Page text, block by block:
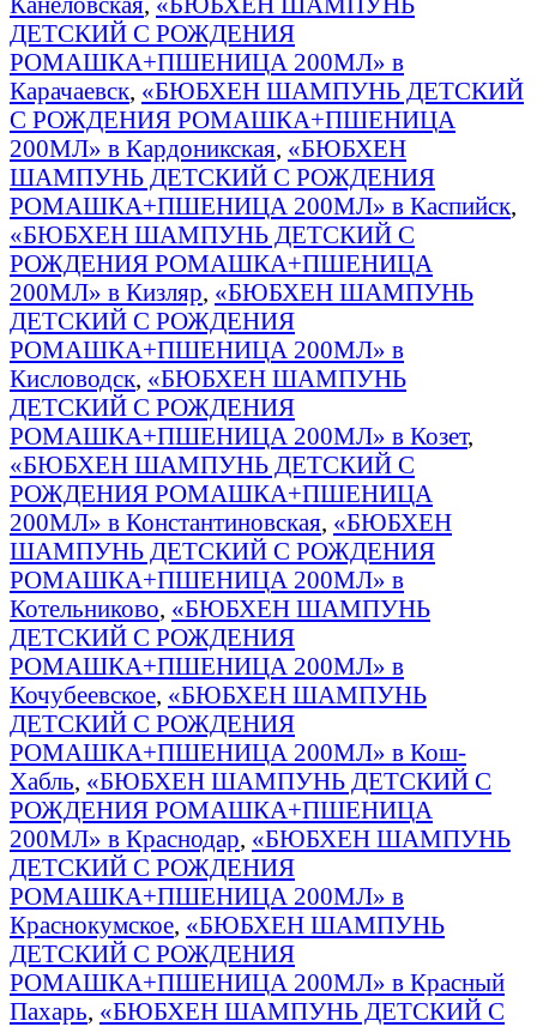
ДЕТСКИЙ С РОЖДЕНИЯ
РОМАШКА+ПШЕНИЦА 200МЛ» в
Карачаевск, «БЮБХЕН ШАМПУНЬ ДЕТСКИЙ
С РОЖДЕНИЯ РОМАШКА+ПШЕНИЦА
200МЛ» в Кардоникская, «БЮБХЕН
ШАМПУНЬ ДЕТСКИЙ С РОЖДЕНИЯ
РОМАШКА+ПШЕНИЦА 200МЛ» в Каспийск,
«БЮБХЕН ШАМПУНЬ ДЕТСКИЙ С
РОЖДЕНИЯ РОМАШКА+ПШЕНИЦА
200МЛ» в Кизляр, «БЮБХЕН ШАМПУНЬ
ДЕТСКИЙ С РОЖДЕНИЯ
РОМАШКА+ПШЕНИЦА 200МЛ» в
Кисловодск, «БЮБХЕН ШАМПУНЬ
ДЕТСКИЙ С РОЖДЕНИЯ
РОМАШКА+ПШЕНИЦА 200МЛ» в Козет,
«БЮБХЕН ШАМПУНЬ ДЕТСКИЙ С
РОЖДЕНИЯ РОМАШКА+ПШЕНИЦА
200МЛ» в Константиновская, «БЮБХЕН
ШАМПУНЬ ДЕТСКИЙ С РОЖДЕНИЯ
РОМАШКА+ПШЕНИЦА 200МЛ» в
Котельниково, «БЮБХЕН ШАМПУНЬ
ДЕТСКИЙ С РОЖДЕНИЯ
РОМАШКА+ПШЕНИЦА 200МЛ» в
Кочубеевское, «БЮБХЕН ШАМПУНЬ
ДЕТСКИЙ С РОЖДЕНИЯ
РОМАШКА+ПШЕНИЦА 200МЛ» в Кош-
Хабль, «БЮБХЕН ШАМПУНЬ ДЕТСКИЙ С
РОЖДЕНИЯ РОМАШКА+ПШЕНИЦА
200МЛ» в Краснодар, «БЮБХЕН ШАМПУНЬ
ДЕТСКИЙ С РОЖДЕНИЯ
РОМАШКА+ПШЕНИЦА 200МЛ» в
Краснокумское, «БЮБХЕН ШАМПУНЬ
ДЕТСКИЙ С РОЖДЕНИЯ
РОМАШКА+ПШЕНИЦА 200МЛ» в Красный
Пахарь, «БЮБХЕН ШАМПУНЬ ДЕТСКИЙ С